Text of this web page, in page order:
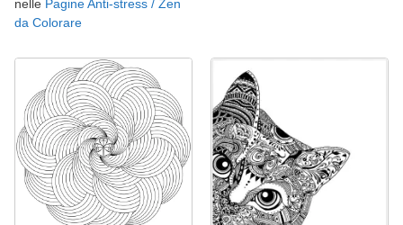
nelle Pagine Anti-stress / Zen
da Colorare